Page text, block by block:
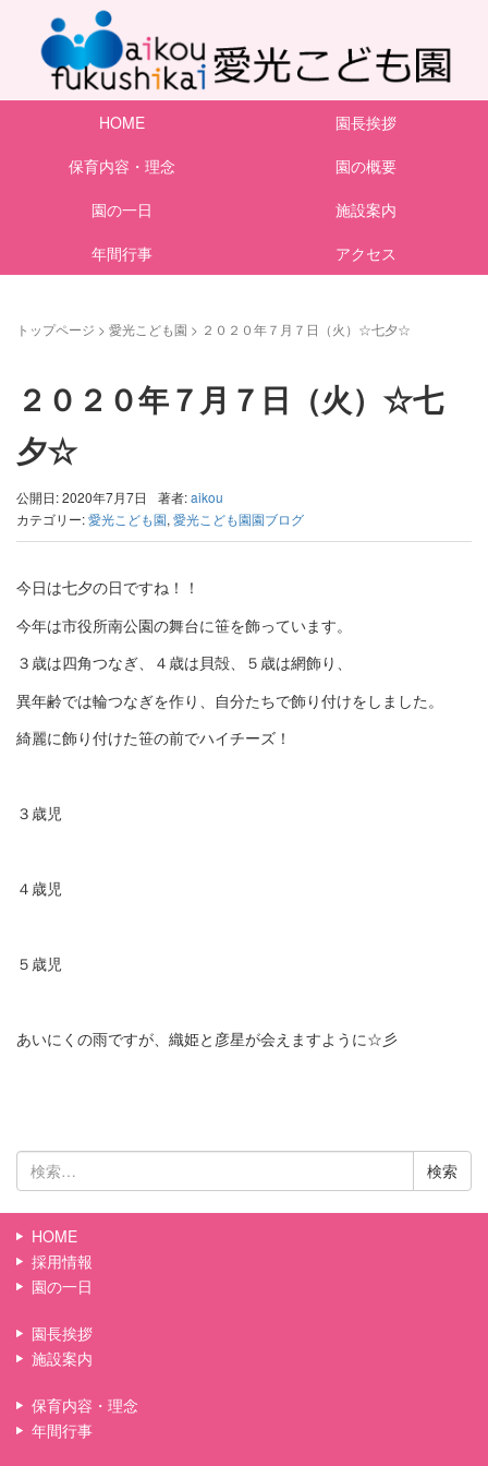
HOME
園長挨拶
保育内容・理念
園の概要
園の一日
施設案内
年間行事
アクセス
トップページ > 愛光こども園 > ２０２０年７月７日（火）☆七夕☆
２０２０年７月７日（火）☆七
夕☆
公開日: 2020年7月7日 著者:aikou
カテゴリー:愛光こども園, 愛光こども園園ブログ
今日は七夕の日ですね！！
今年は市役所南公園の舞台に笹を飾っています。
３歳は四角つなぎ、４歳は貝殻、５歳は網飾り、
異年齢では輪つなぎを作り、自分たちで飾り付けをしました。
綺麗に飾り付けた笹の前でハイチーズ！
３歳児
４歳児
５歳児
あいにくの雨ですが、織姫と彦星が会えますように☆彡
検
索:
HOME
採用情報
園の一日
園長挨拶
施設案内
保育内容・理念
年間行事